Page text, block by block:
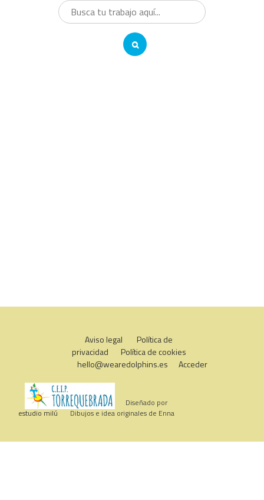
Aviso legal
Política de
privacidad
Política de cookies
hello@wearedolphins.es
Acceder
Diseñado por
estudio milúDibujos e idea originales de Enna